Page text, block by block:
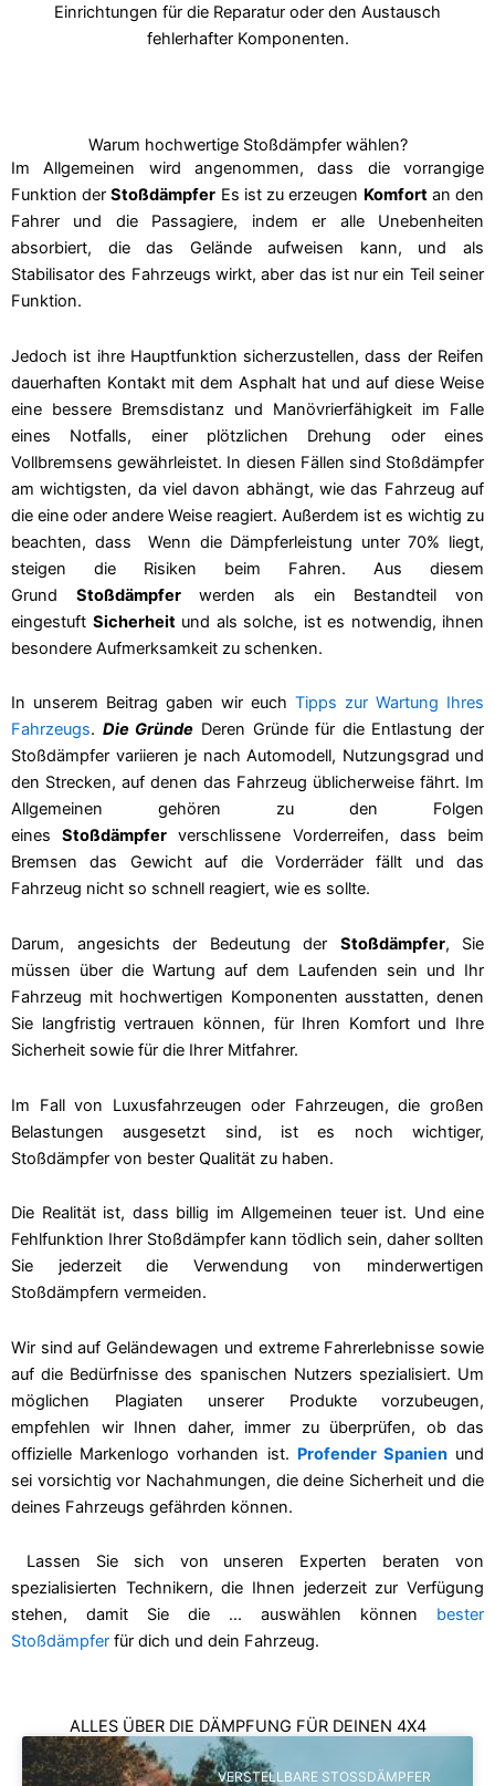
Einrichtungen für die Reparatur oder den Austausch
fehlerhafter Komponenten.
Warum hochwertige Stoßdämpfer wählen?
Im Allgemeinen wird angenommen, dass die vorrangige
Funktion derStoßdämpfer Es ist zu erzeugen Komfortan den
Fahrer und die Passagiere, indem er alle Unebenheiten
absorbiert, die das Gelände aufweisen kann, und als
Stabilisator des Fahrzeugs wirkt, aber das ist nur ein Teil seiner
Funktion.
Jedoch ist ihre Hauptfunktion sicherzustellen, dass der Reifen
dauerhaften Kontakt mit dem Asphalt hat und auf diese Weise
eine bessere Bremsdistanz und Manövrierfähigkeit im Falle
eines Notfalls, einer plötzlichen Drehung oder eines
Vollbremsens gewährleistet. In diesen Fällen sind Stoßdämpfer
am wichtigsten, da viel davon abhängt, wie das Fahrzeug auf
die eine oder andere Weise reagiert. Außerdem ist es wichtig zu
beachten, dass
Wenn die Dämpferleistung unter 70% liegt,
steigen die Risiken beim Fahren. Aus diesem
Grund Stoßdämpferwerden als ein Bestandteil von
eingestuft Sicherheitund als solche, ist es notwendig, ihnen
besondere Aufmerksamkeit zu schenken.
In unserem Beitrag gaben wir euch Tipps zur Wartung Ihres
Fahrzeugs. Die Gründe Deren Gründe für die Entlastung der
Stoßdämpfer variieren je nach Automodell, Nutzungsgrad und
den Strecken, auf denen das Fahrzeug üblicherweise fährt. Im
Allgemeinen gehören zu den Folgen
einesStoßdämpfer verschlissene Vorderreifen, dass beim
Bremsen das Gewicht auf die Vorderräder fällt und das
Fahrzeug nicht so schnell reagiert, wie es sollte.
Darum, angesichts der Bedeutung der Stoßdämpfer, Sie
müssen über die Wartung auf dem Laufenden sein und Ihr
Fahrzeug mit hochwertigen Komponenten ausstatten, denen
Sie langfristig vertrauen können, für Ihren Komfort und Ihre
Sicherheit sowie für die Ihrer Mitfahrer.
Im Fall von Luxusfahrzeugen oder Fahrzeugen, die großen
Belastungen ausgesetzt sind, ist es noch wichtiger,
Stoßdämpfer von bester Qualität zu haben.
Die Realität ist, dass billig im Allgemeinen teuer ist. Und eine
Fehlfunktion Ihrer Stoßdämpfer kann tödlich sein, daher sollten
Sie jederzeit die Verwendung von minderwertigen
Stoßdämpfern vermeiden.
Wir sind auf Geländewagen und extreme Fahrerlebnisse sowie
auf die Bedürfnisse des spanischen Nutzers spezialisiert. Um
möglichen Plagiaten unserer Produkte vorzubeugen,
empfehlen wir Ihnen daher, immer zu überprüfen, ob das
offizielle Markenlogo vorhanden ist. Profender Spanienund
sei vorsichtig vor Nachahmungen, die deine Sicherheit und die
deines Fahrzeugs gefährden können.
Lassen Sie sich von unseren Experten beraten von
spezialisierten Technikern, die Ihnen jederzeit zur Verfügung
stehen, damit Sie die ... auswählen können bester
Stoßdämpfer für dich und dein Fahrzeug.
ALLES ÜBER DIE DÄMPFUNG FÜR DEINEN 4X4
VERSTELLBARE STOSSDÄMPFER